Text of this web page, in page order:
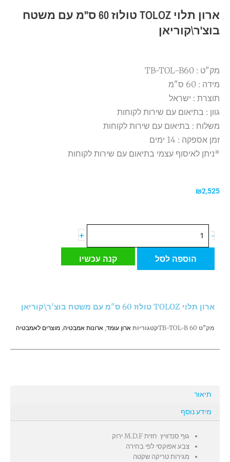
ארון תלוי TOLOZ טולוז 60 ס"מ עם משטח
בוצ'ר\קוריאן
מק"ט : TB-TOL-B60
מידה : 60 ס"מ
תוצרת : ישראל
גוון : בתיאום עם שירות לקוחות
משלוח : בתיאום עם שירות לקוחות
זמן אספקה : 14 ימים
*ניתן לאיסוף עצמי בתיאום עם שירות לקוחות
₪2,525
-
של
ס"מ
משטח
+
הוספה לסל קנה עכשיו
ארון תלוי TOLOZ טולוז 60 ס"מ עם משטח בוצ'ר\קוריאן
מק"ט TB-TOL-B 60קטגוריות ארון עומד, ארונות אמבטיה, מוצרים לאמבטיה
תיאור
מידע נוסף
גוף סנדוויץ חזית M.D.F ירוק
צבע אפוקסי לפי בחירה
מגירות טריקה שקטה